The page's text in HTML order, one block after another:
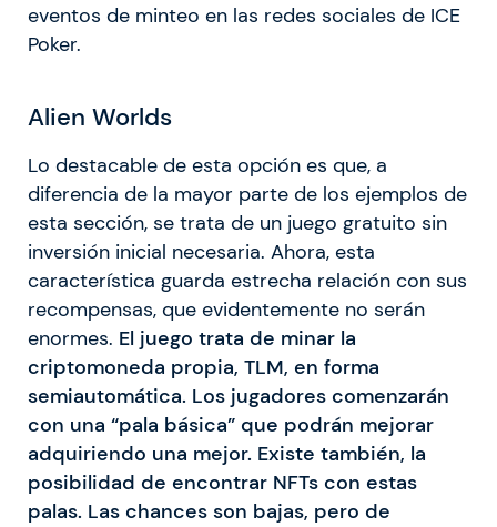
eventos de minteo en las redes sociales de ICE
Poker.
Alien Worlds
Lo destacable de esta opción es que, a
diferencia de la mayor parte de los ejemplos de
esta sección, se trata de un juego gratuito sin
inversión inicial necesaria. Ahora, esta
característica guarda estrecha relación con sus
recompensas, que evidentemente no serán
enormes. El juego trata de minar la
criptomoneda propia, TLM, en forma
semiautomática. Los jugadores comenzarán
con una “pala básica” que podrán mejorar
adquiriendo una mejor. Existe también, la
posibilidad de encontrar NFTs con estas
palas. Las chances son bajas, pero de